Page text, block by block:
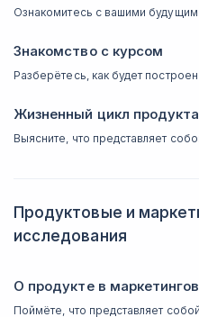
Ознакомитесь с вашими
Знакомство с курсом
Разберётесь, как будет
Жизненный цикл продукта
Выясните, что представляет
Продуктовые и
исследования
О продукте в
Поймёте, что представляет